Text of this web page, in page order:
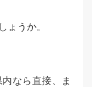
ょうか。
なら直接、ま